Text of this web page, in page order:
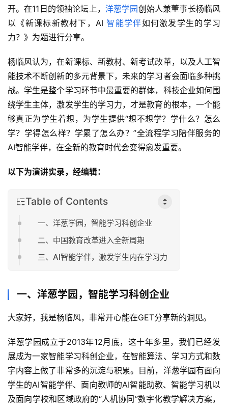
开。在11日的领袖论坛上， 洋葱学园创始人兼董事长杨临风
以《新课标新教材下，AI 智能学伴如何激发学生的学习
力？》为题进行分享。
杨临风认为，在新课标、新教材、新考试改革，以及人工智
能技术不断创新的多元背景下，未来的学习者会面临多种挑
战。学生是整个学习环节中最重要的群体，科技企业如何围
绕学生主体，激发学生的学习力，才是教育的根本，一个能
够真正为学生着想，为学生提供“想不想学？学什么？怎么
学？学得怎么样？学累了怎么办？”全流程学习陪伴服务的
AI智能学伴，在全新的教育时代会变得愈发重要。
以下为演讲实录，经编辑：
Table of Contents
一、洋葱学园，智能学习科创企业
二、中国教育改革进入全新周期
三、AI智能学伴，激发学生内在学习力
一、洋葱学园，智能学习科创企业
大家好，我是杨临风，非常开心能在GET分享新的洞见。
洋葱学园成立于2013年12月底，这十年多里，我们已经发
展成为一家智能学习科创企业，在智能算法、学习方式和数
字内容上做了非常多的沉淀与积累。目前，洋葱学园有面向
学生的AI智能学伴、面向教师的AI智能助教、智能学习机以
及面向学校和区域政府的“人机协同”数字化教学解决方案，